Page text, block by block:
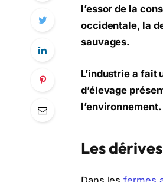
l’essor de la
occidentale, la
sauvages.
L’industrie a fait
d’élevage
l’environnement.
Les